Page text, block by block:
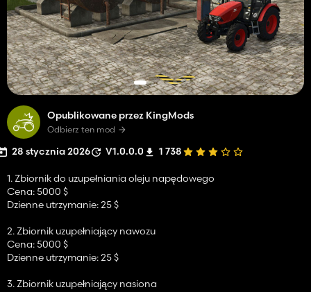
Opublikowane przez KingMods
Odbierz ten mod
28 stycznia 2026 V1.0.0.0 1 738
1. Zbiornik do uzupełniania oleju napędowego
Cena: 5000 $
Dzienne utrzymanie: 25 $
2. Zbiornik uzupełniający nawozu
Cena: 5000 $
Dzienne utrzymanie: 25 $
3. Zbiornik uzupełniający nasiona